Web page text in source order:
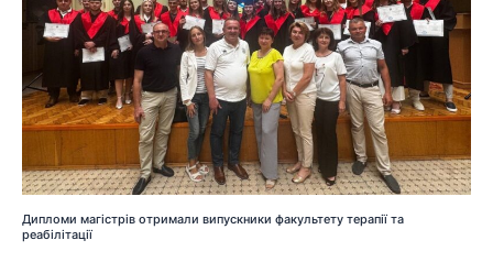
Дипломи магістрів отримали випускники факультету терапії та
реабілітації